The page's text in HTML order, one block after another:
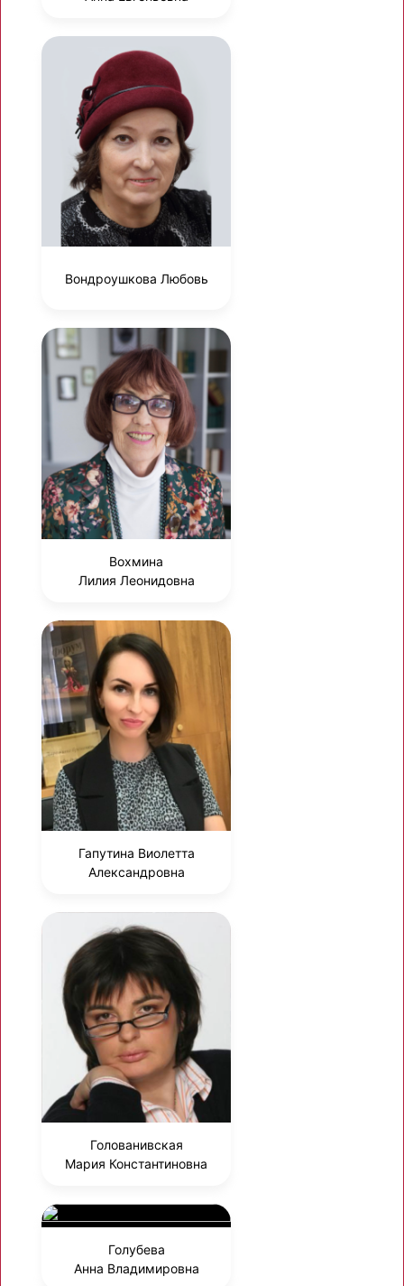
Вондроушкова Любовь
Вохмина
Лилия Леонидовна
Гапутина Виолетта
Александровна
Голованивская
Мария Константиновна
Голубева
Анна Владимировна